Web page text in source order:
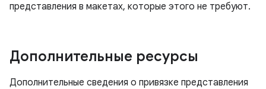
представления в макетах, которые этого не требуют.
Дополнительные ресурсы
Дополнительные сведения о привязке представления